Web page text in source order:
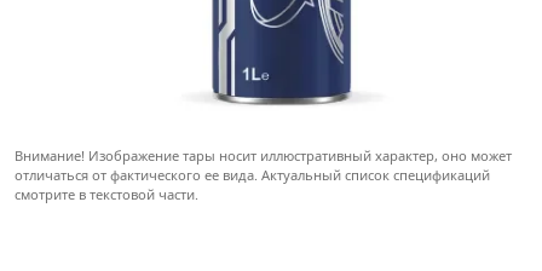
Внимание! Изображение тары носит иллюстративный характер, оно может
отличаться от фактического ее вида. Актуальный список спецификаций
смотрите в текстовой части.